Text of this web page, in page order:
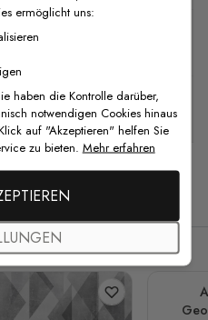
Produkte
ermöglicht uns:
haben die Kontrolle darüber,
notwendigen Cookies hinaus
auf "Akzeptieren" helfen Sie
zu bieten. Mehr erfahren